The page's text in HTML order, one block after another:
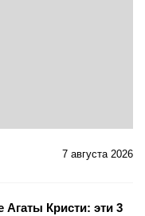
7 августа 2026
Кристи: эти 3